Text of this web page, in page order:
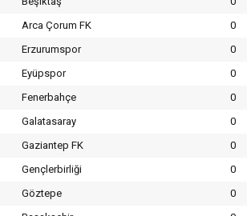
Arca Çorum FK 0
Erzurumspor 0
Eyüpspor 0
Fenerbahçe 0
Galatasaray 0
Gaziantep FK 0
Gençlerbirliği 0
Göztepe 0